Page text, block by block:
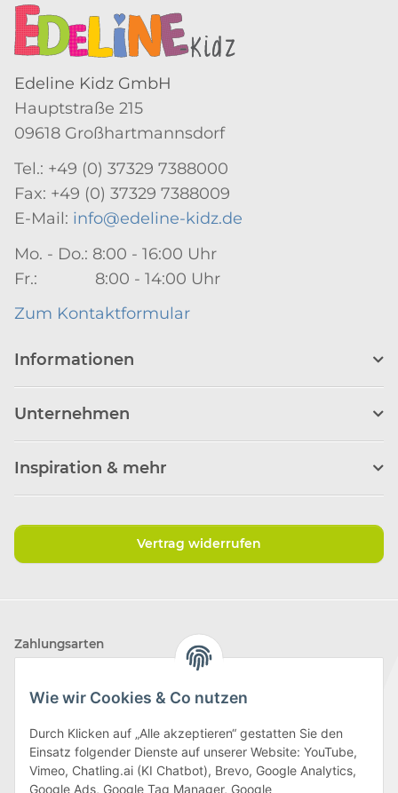
Wie wir Cookies & Co nutzen
Durch Klicken auf „Alle akzeptieren“ gestatten Sie den
Einsatz folgender Dienste auf unserer Website: YouTube,
Vimeo, Chatling.ai (KI Chatbot), Brevo, Google Analytics,
Google Ads, Google Tag Manager, Google
Edeline Kidz GmbH
Hauptstraße 215
09618 Großhartmannsdorf
Tel.: +49 (0) 37329 7388000
Fax: +49 (0) 37329 7388009
E-Mail: info@edeline-kidz.de
Mo. - Do.: 8:00 - 16:00 Uhr
Fr.: 8:00 - 14:00 Uhr
Zum Kontaktformular
Informationen
Unternehmen
Inspiration & mehr
Vertrag widerrufen
Zahlungsarten
Wir versenden mit